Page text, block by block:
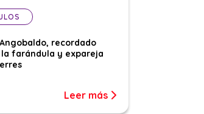
recordado
farándula y expareja
Leer más